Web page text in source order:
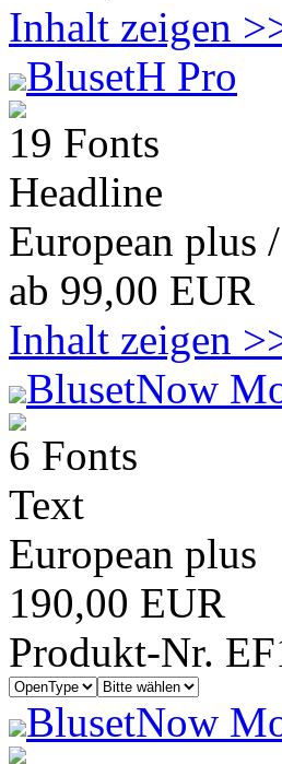
Inhalt zeigen
BlusetH Pro
19 Fonts
Headline
European plus
ab 99,00 EUR
Inhalt zeigen
BlusetNow
6 Fonts
Text
European plus
190,00 EUR
Produkt-Nr.
BlusetNow